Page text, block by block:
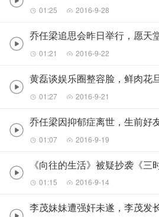
01:25 2016-9-28
乔任梁追思会昨日举行，愿天
01:21 2016-9-22
黄磊谈娱乐圈整容脸，鲜肉花
01:27 2016-9-21
01:07 2016-9-19
《向往的生活》被疑抄袭《三
01:15 2016-9-14